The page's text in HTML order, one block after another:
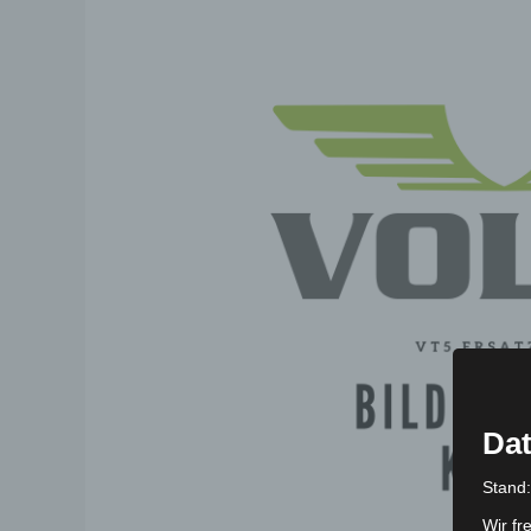
Wir